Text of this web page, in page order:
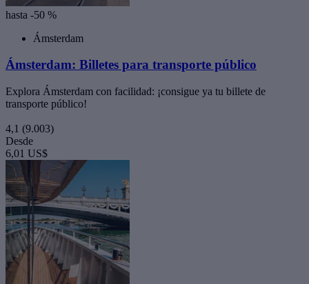
hasta -50 %
Ámsterdam
Ámsterdam: Billetes para transporte público
Explora Ámsterdam con facilidad: ¡consigue ya tu billete de
transporte público!
4,1 (9.003)
Desde
6,01 US$